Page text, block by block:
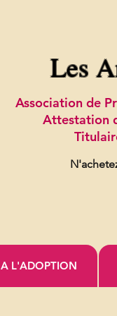
Les
Association de
Attestation
A L'ADOPTION